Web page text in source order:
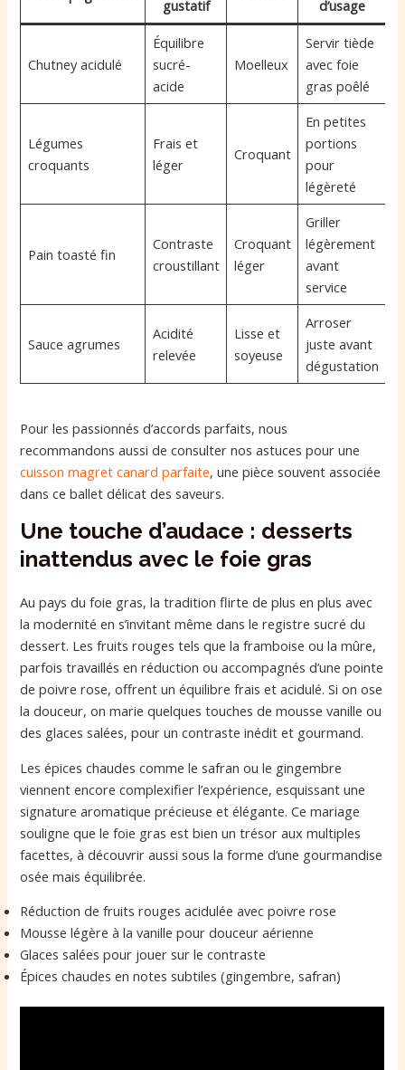
gustatif
d’usage
Chutney acidulé
Équilibre
sucré-
acide
Moelleux
Servir tiède
avec foie
gras poêlé
Légumes
croquants
Frais et
léger
Croquant
En petites
portions
pour
légèreté
Pain toasté fin
Contraste
croustillant
Croquant
léger
Griller
légèrement
avant
service
Sauce agrumes
Acidité
relevée
Lisse et
soyeuse
Arroser
juste avant
dégustation
Pour les passionnés d’accords parfaits, nous
recommandons aussi de consulter nos astuces pour une
cuisson magret canard parfaite, une pièce souvent associée
dans ce ballet délicat des saveurs.
Une touche d’audace : desserts
inattendus avec le foie gras
Au pays du foie gras, la tradition flirte de plus en plus avec
la modernité en s’invitant même dans le registre sucré du
dessert. Les fruits rouges tels que la framboise ou la mûre,
parfois travaillés en réduction ou accompagnés d’une pointe
de poivre rose, offrent un équilibre frais et acidulé. Si on ose
la douceur, on marie quelques touches de mousse vanille ou
des glaces salées, pour un contraste inédit et gourmand.
Les épices chaudes comme le safran ou le gingembre
viennent encore complexifier l’expérience, esquissant une
signature aromatique précieuse et élégante. Ce mariage
souligne que le foie gras est bien un trésor aux multiples
facettes, à découvrir aussi sous la forme d’une gourmandise
osée mais équilibrée.
Réduction de fruits rouges acidulée avec poivre rose
Mousse légère à la vanille pour douceur aérienne
Glaces salées pour jouer sur le contraste
Épices chaudes en notes subtiles (gingembre, safran)